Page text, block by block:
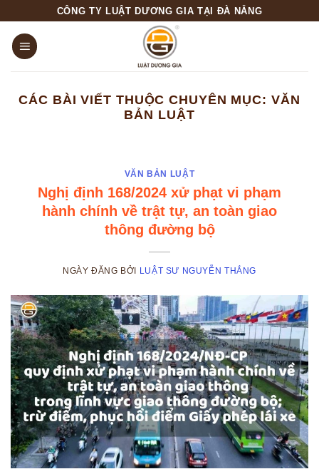
content
CÔNG TY LUẬT DƯƠNG GIA TẠI ĐÀ NẴNG
CÁC BÀI VIẾT THUỘC CHUYÊN MỤC: VĂN
BẢN LUẬT
VĂN BẢN LUẬT
Nghị định 168/2024 xử phạt vi phạm
hành chính về trật tự, an toàn giao
thông đường bộ
NGÀY ĐĂNG BỞI LUẬT SƯ NGUYỄN THẮNG